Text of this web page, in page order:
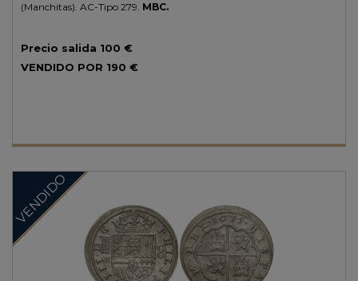
(Manchitas). AC-Tipo 279. MBC.
Precio salida 100 €
VENDIDO POR 190 €
VENDIDO